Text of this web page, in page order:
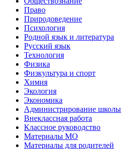
Право
Природоведение
Психология
Родной язык и литература
Русский язык
Технология
Физика
Физкультура и спорт
Химия
Экология
Экономика
Администрирование школы
Внеклассная работа
Классное руководство
Материалы МО
Материалы для родителей